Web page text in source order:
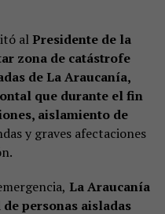
al Presidente de la
zona de catástrofe
de La Araucanía,
que durante el fin
aislamiento de
y graves afectaciones
La Araucanía
personas aisladas